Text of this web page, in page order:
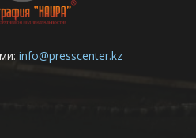
info@presscenter.kz